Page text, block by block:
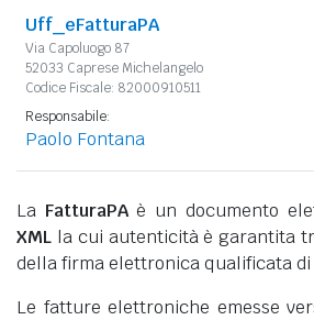
Uff_eFatturaPA
Via Capoluogo 87
52033 Caprese Michelangelo
Codice Fiscale: 82000910511
Responsabile:
Paolo Fontana
La FatturaPAè un documento
XML la cui autenticità è garantita
della firma elettronica qualificata
Le fatture elettroniche emesse